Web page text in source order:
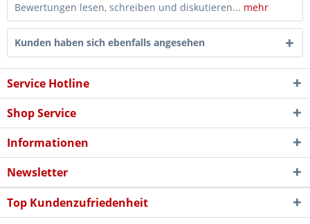
Bewertungen lesen, schreiben und diskutieren... mehr
Kunden haben sich ebenfalls angesehen
Service Hotline
Shop Service
Informationen
Newsletter
Top Kundenzufriedenheit